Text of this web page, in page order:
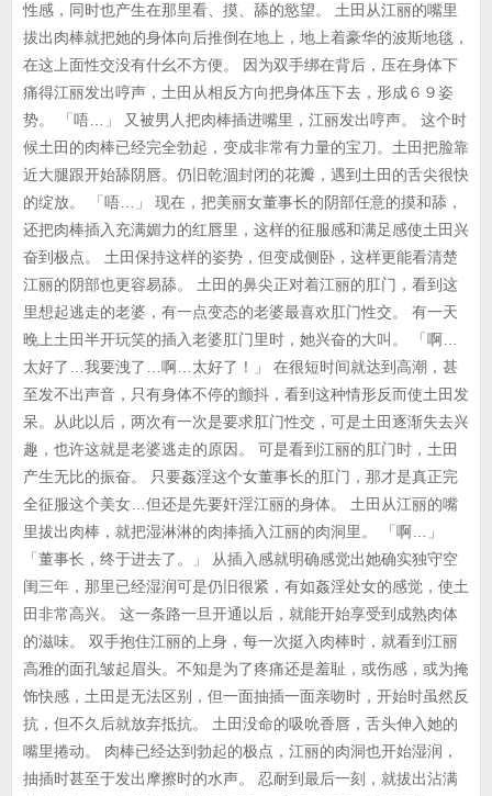
性感，同时也产生在那里看、摸、舔的慾望。 土田从江丽的嘴里
拔出肉棒就把她的身体向后推倒在地上，地上着豪华的波斯地毯，
在这上面性交没有什幺不方便。 因为双手绑在背后，压在身体下
痛得江丽发出哼声，土田从相反方向把身体压下去，形成６９姿
势。 「唔…」 又被男人把肉棒插进嘴里，江丽发出哼声。 这个时
候土田的肉棒已经完全勃起，变成非常有力量的宝刀。土田把脸靠
近大腿跟开始舔阴唇。仍旧乾涸封闭的花瓣，遇到土田的舌尖很快
的绽放。 「唔…」 现在，把美丽女董事长的阴部任意的摸和舔，
还把肉棒插入充满媚力的红唇里，这样的征服感和满足感使土田兴
奋到极点。 土田保持这样的姿势，但变成侧卧，这样更能看清楚
江丽的阴部也更容易舔。 土田的鼻尖正对着江丽的肛门，看到这
里想起逃走的老婆，有一点变态的老婆最喜欢肛门性交。 有一天
晚上土田半开玩笑的插入老婆肛门里时，她兴奋的大叫。 「啊…
太好了…我要洩了…啊…太好了！」 在很短时间就达到高潮，甚
至发不出声音，只有身体不停的颤抖，看到这种情形反而使土田发
呆。从此以后，两次有一次是要求肛门性交，可是土田逐渐失去兴
趣，也许这就是老婆逃走的原因。 可是看到江丽的肛门时，土田
产生无比的振奋。 只要姦淫这个女董事长的肛门，那才是真正完
全征服这个美女…但还是先要奸淫江丽的身体。 土田从江丽的嘴
里拔出肉棒，就把湿淋淋的肉捧插入江丽的肉洞里。 「啊…」
「董事长，终于进去了。」 从插入感就明确感觉出她确实独守空
闺三年，那里已经湿润可是仍旧很紧，有如姦淫处女的感觉，使土
田非常高兴。 这一条路一旦开通以后，就能开始享受到成熟肉体
的滋味。 双手抱住江丽的上身，每一次挺入肉棒时，就看到江丽
高雅的面孔皱起眉头。不知是为了疼痛还是羞耻，或伤感，或为掩
饰快感，土田是无法区别，但一面抽插一面亲吻时，开始时虽然反
抗，但不久后就放弃抵抗。 土田没命的吸吮香唇，舌头伸入她的
嘴里捲动。 肉棒已经达到勃起的极点，江丽的肉洞也开始湿润，
抽插时甚至于发出摩擦时的水声。 忍耐到最后一刻，就拔出沾满